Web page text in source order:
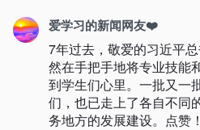
爱学习的新闻网友❤️
7年过去，敬爱的习近平
然在手把手地将专业技能
到学生们心里。一批又一
们，也已走上了各自不同
务地方的发展建设。